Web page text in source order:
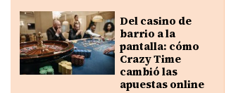
Del casino de
barrio a la
pantalla: cómo
Crazy Time
cambió las
apuestas online